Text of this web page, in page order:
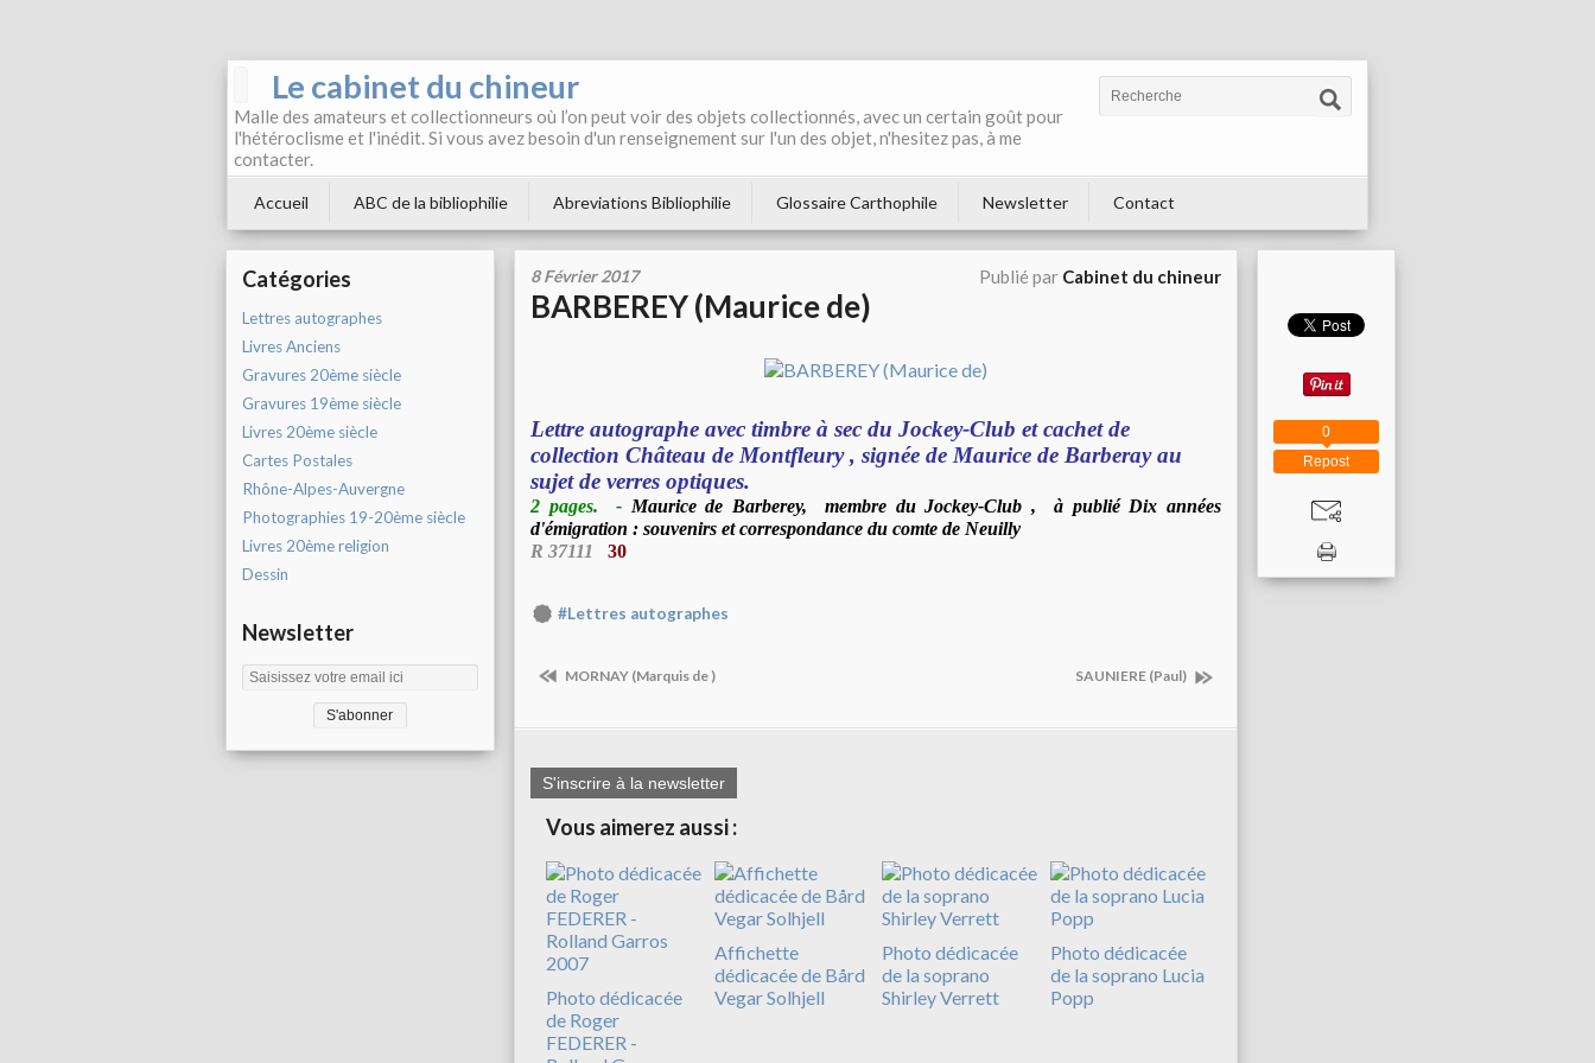
Le cabinet du chineur
Malle des amateurs et collectionneurs où l’on peut voir des objets collectionnés, avec un certain goût pour
l'hétéroclisme et l'inédit. Si vous avez besoin d'un renseignement sur l'un des objet, n'hesitez pas, à me
contacter.
Accueil ABC de la bibliophilie Abreviations Bibliophilie Glossaire Carthophile Newsletter Contact
Catégories
Lettres autographes
Livres Anciens
Gravures 20ème siècle
Gravures 19ème siècle
Livres 20ème siècle
Cartes Postales
Rhône-Alpes-Auvergne
Photographies 19-20ème siècle
Livres 20ème religion
Dessin
Newsletter
8 Février 2017 Publié par Cabinet du chineur
BARBEREY (Maurice de)
Lettre autographe avec timbre à sec du Jockey-Club et cachet de
collection Château de Montfleury , signée de Maurice de Barberay au
sujet de verres optiques.
2 pages. -Maurice de Barberey, membre du Jockey-Club , à publié Dix années
d'émigration : souvenirs et correspondance du comte de Neuilly
R 37111
30
#Lettres autographes
MORNAY (Marquis de ) SAUNIERE (Paul)
S'inscrire à la newsletter
Vous aimerez aussi :
Photo dédicacée
de Roger
FEDERER -
Affichette
dédicacée de Bård
Vegar Solhjell
Photo dédicacée
de la soprano
Shirley Verrett
Photo dédicacée
de la soprano Lucia
Popp
Repost
0